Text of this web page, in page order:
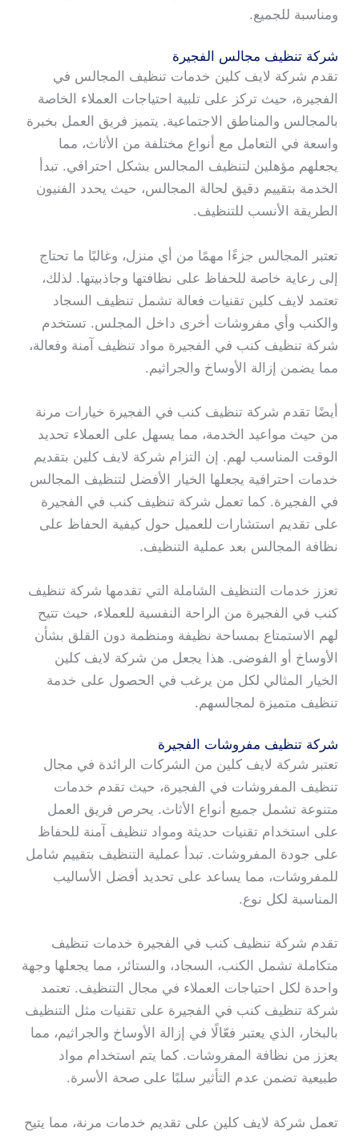
ومناسبة للجميع.
شركة تنظيف مجالس الفجيرة
تقدم شركة لايف كلين خدمات تنظيف المجالس في
الفجيرة، حيث تركز على تلبية احتياجات العملاء الخاصة
بالمجالس والمناطق الاجتماعية. يتميز فريق العمل بخبرة
واسعة في التعامل مع أنواع مختلفة من الأثاث، مما
يجعلهم مؤهلين لتنظيف المجالس بشكل احترافي. تبدأ
الخدمة بتقييم دقيق لحالة المجالس، حيث يحدد الفنيون
الطريقة الأنسب للتنظيف.
تعتبر المجالس جزءًا مهمًا من أي منزل، وغالبًا ما تحتاج
إلى رعاية خاصة للحفاظ على نظافتها وجاذبيتها. لذلك،
تعتمد لايف كلين تقنيات فعالة تشمل تنظيف السجاد
والكنب وأي مفروشات أخرى داخل المجلس. تستخدم
شركة تنظيف كنب في الفجيرة مواد تنظيف آمنة وفعالة،
مما يضمن إزالة الأوساخ والجراثيم.
أيضًا تقدم شركة تنظيف كنب في الفجيرة خيارات مرنة
من حيث مواعيد الخدمة، مما يسهل على العملاء تحديد
الوقت المناسب لهم. إن التزام شركة لايف كلين بتقديم
خدمات احترافية يجعلها الخيار الأفضل لتنظيف المجالس
في الفجيرة. كما تعمل شركة تنظيف كنب في الفجيرة
على تقديم استشارات للعميل حول كيفية الحفاظ على
نظافة المجالس بعد عملية التنظيف.
تعزز خدمات التنظيف الشاملة التي تقدمها شركة تنظيف
كنب في الفجيرة من الراحة النفسية للعملاء، حيث تتيح
لهم الاستمتاع بمساحة نظيفة ومنظمة دون القلق بشأن
الأوساخ أو الفوضى. هذا يجعل من شركة لايف كلين
الخيار المثالي لكل من يرغب في الحصول على خدمة
تنظيف متميزة لمجالسهم.
شركة تنظيف مفروشات الفجيرة
تعتبر شركة لايف كلين من الشركات الرائدة في مجال
تنظيف المفروشات في الفجيرة، حيث تقدم خدمات
متنوعة تشمل جميع أنواع الأثاث. يحرص فريق العمل
على استخدام تقنيات حديثة ومواد تنظيف آمنة للحفاظ
على جودة المفروشات. تبدأ عملية التنظيف بتقييم شامل
للمفروشات، مما يساعد على تحديد أفضل الأساليب
المناسبة لكل نوع.
تقدم شركة تنظيف كنب في الفجيرة خدمات تنظيف
متكاملة تشمل الكنب، السجاد، والستائر، مما يجعلها وجهة
واحدة لكل احتياجات العملاء في مجال التنظيف. تعتمد
شركة تنظيف كنب في الفجيرة على تقنيات مثل التنظيف
بالبخار، الذي يعتبر فعّالًا في إزالة الأوساخ والجراثيم، مما
يعزز من نظافة المفروشات. كما يتم استخدام مواد
طبيعية تضمن عدم التأثير سلبًا على صحة الأسرة.
تعمل شركة لايف كلين على تقديم خدمات مرنة، مما يتيح